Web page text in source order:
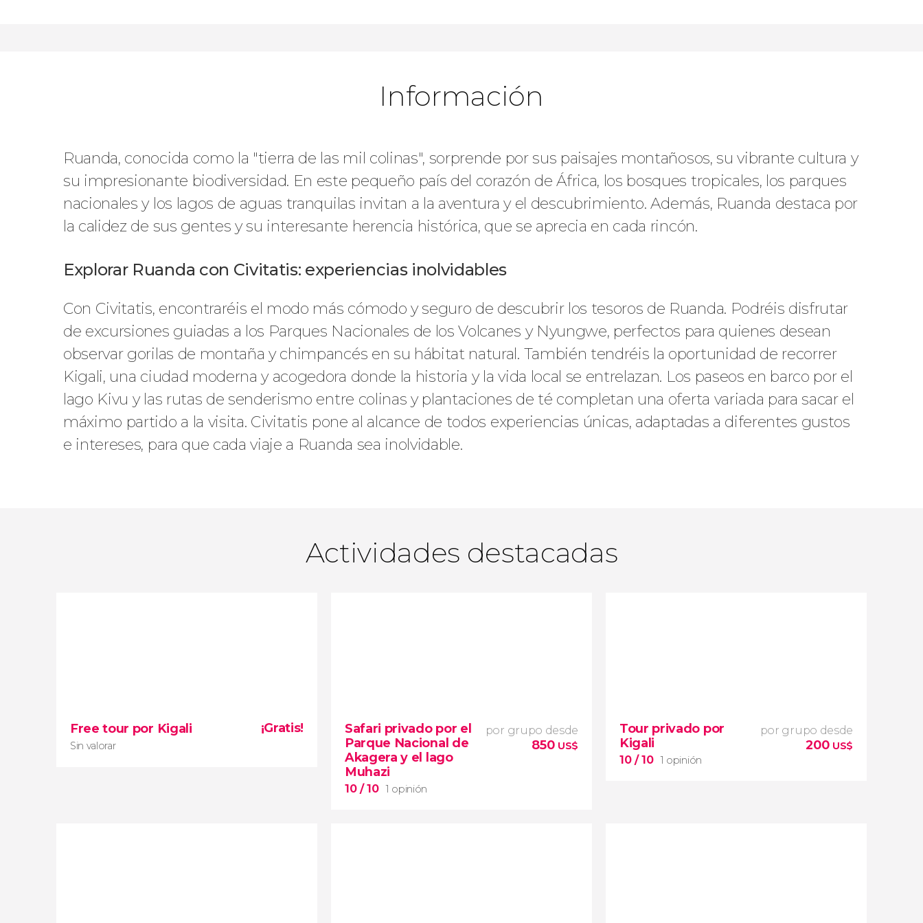
Información
Ruanda, conocida como la "tierra de las mil colinas", sorprende por sus paisajes montañosos, su vibrante cultura y
su impresionante biodiversidad. En este pequeño país del corazón de África, los bosques tropicales, los parques
nacionales y los lagos de aguas tranquilas invitan a la aventura y el descubrimiento. Además, Ruanda destaca por
la calidez de sus gentes y su interesante herencia histórica, que se aprecia en cada rincón.
Explorar Ruanda con Civitatis: experiencias inolvidables
Con Civitatis, encontraréis el modo más cómodo y seguro de descubrir los tesoros de Ruanda. Podréis disfrutar
de excursiones guiadas a los Parques Nacionales de los Volcanes y Nyungwe, perfectos para quienes desean
observar gorilas de montaña y chimpancés en su hábitat natural. También tendréis la oportunidad de recorrer
Kigali, una ciudad moderna y acogedora donde la historia y la vida local se entrelazan. Los paseos en barco por el
lago Kivu y las rutas de senderismo entre colinas y plantaciones de té completan una oferta variada para sacar el
máximo partido a la visita. Civitatis pone al alcance de todos experiencias únicas, adaptadas a diferentes gustos
e intereses, para que cada viaje a Ruanda sea inolvidable.
Actividades destacadas
Free tour por Kigali
Sin valorar
¡Gratis!
Safari privado por el
Parque Nacional de
Akagera y el lago
Muhazi
10/ 10 1 opinión
por grupo desde
850 US$
Tour privado por
Kigali
10/ 10 1 opinión
por grupo desde
200 US$